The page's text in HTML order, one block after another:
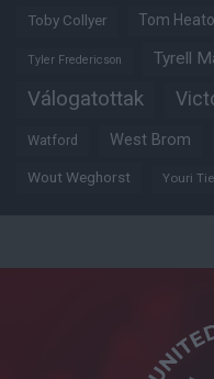
Toby Collyer Tom
Tyler Fredericson Tyrell
Válogatottak
Watford West Brom
Wout Weghorst Youri